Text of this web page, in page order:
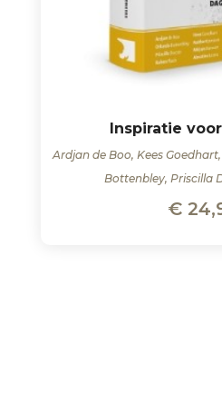
Inspiratie
Ardjan de Boo, Kees
Bottenbley, Priscilla
€